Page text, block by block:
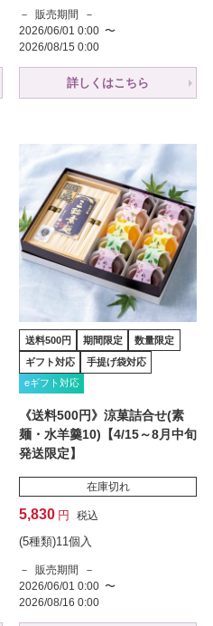
販売期間
2026/06/01 0:00 〜
2026/08/15 0:00
詳しくはこちら
送料500円 期間限定 数量限定
ギフト対応
手提げ袋対応
eギフト対応
《送料500円》涼菓詰合せ(素
麺・水羊羹10)【4/15～8月中旬
発送限定】
在庫切れ
5,830 税込
(5種類)11個入
販売期間
2026/06/01 0:00 〜
2026/08/16 0:00